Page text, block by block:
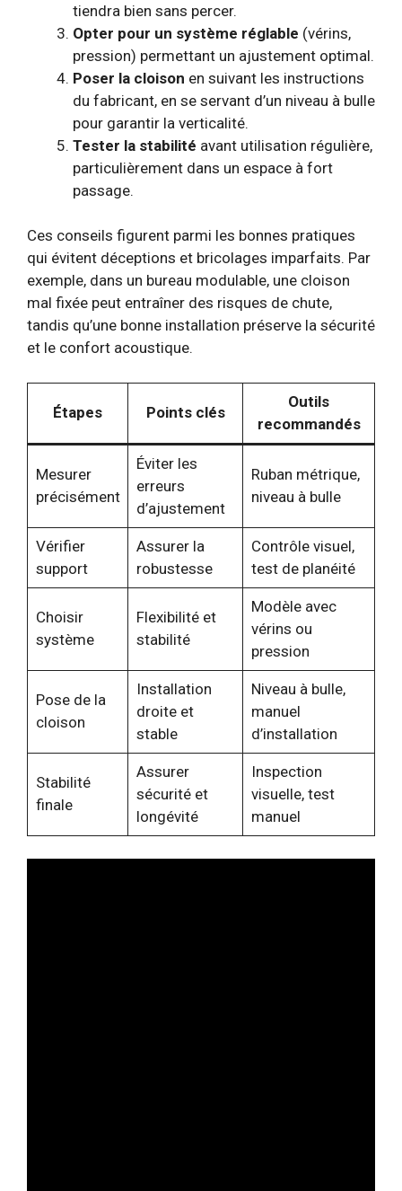
tiendra bien sans percer.
Opter pour un système réglable (vérins,
pression) permettant un ajustement optimal.
Poser la cloison en suivant les instructions
du fabricant, en se servant d’un niveau à bulle
pour garantir la verticalité.
Tester la stabilité avant utilisation régulière,
particulièrement dans un espace à fort
passage.
Ces conseils figurent parmi les bonnes pratiques
qui évitent déceptions et bricolages imparfaits. Par
exemple, dans un bureau modulable, une cloison
mal fixée peut entraîner des risques de chute,
tandis qu’une bonne installation préserve la sécurité
et le confort acoustique.
Étapes Points clés
Outils
recommandés
Mesurer
précisément
Éviter les
erreurs
d’ajustement
Ruban métrique,
niveau à bulle
Vérifier
support
Assurer la
robustesse
Contrôle visuel,
test de planéité
Choisir
système
Flexibilité et
stabilité
Modèle avec
vérins ou
pression
Pose de la
cloison
Installation
droite et
stable
Niveau à bulle,
manuel
d’installation
Stabilité
finale
Assurer
sécurité et
longévité
Inspection
visuelle, test
manuel